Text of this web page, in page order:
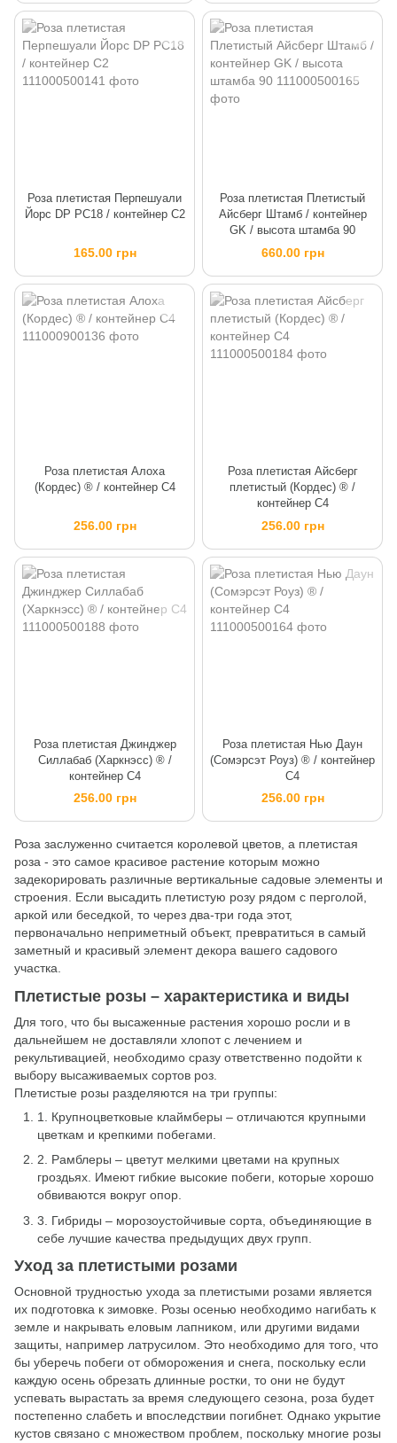
Роза плетистая Перпешуали
Йорс DP PC18 / контейнер C2
165.00 грн
Роза плетистая Плетистый
Айсберг Штамб / контейнер
GK / высота штамба 90
660.00 грн
Роза плетистая Алоха
(Кордес) ® / контейнер C4
256.00 грн
Роза плетистая Айсберг
плетистый (Кордес) ® /
контейнер C4
256.00 грн
Роза плетистая Джинджер
Силлабаб (Харкнэсс) ® /
контейнер C4
256.00 грн
Роза плетистая Нью Даун
(Сомэрсэт Роуз) ® / контейнер
C4
256.00 грн
Роза заслуженно считается королевой цветов, а плетистая
роза - это самое красивое растение которым можно
задекорировать различные вертикальные садовые элементы и
строения. Если высадить плетистую розу рядом с перголой,
аркой или беседкой, то через два-три года этот,
первоначально неприметный объект, превратиться в самый
заметный и красивый элемент декора вашего садового
участка.
Плетистые розы – характеристика и виды
Для того, что бы высаженные растения хорошо росли и в
дальнейшем не доставляли хлопот с лечением и
рекультивацией, необходимо сразу ответственно подойти к
выбору высаживаемых сортов роз.
Плетистые розы разделяются на три группы:
1. Крупноцветковые клаймберы – отличаются крупными
цветкам и крепкими побегами.
2. Рамблеры – цветут мелкими цветами на крупных
гроздьях. Имеют гибкие высокие побеги, которые хорошо
обвиваются вокруг опор.
3. Гибриды – морозоустойчивые сорта, объединяющие в
себе лучшие качества предыдущих двух групп.
Уход за плетистыми розами
Основной трудностью ухода за плетистыми розами является
их подготовка к зимовке. Розы осенью необходимо нагибать к
земле и накрывать еловым лапником, или другими видами
защиты, например латрусилом. Это необходимо для того, что
бы уберечь побеги от обморожения и снега, поскольку если
каждую осень обрезать длинные ростки, то они не будут
успевать вырастать за время следующего сезона, роза будет
постепенно слабеть и впоследствии погибнет. Однако укрытие
кустов связано с множеством проблем, поскольку многие розы